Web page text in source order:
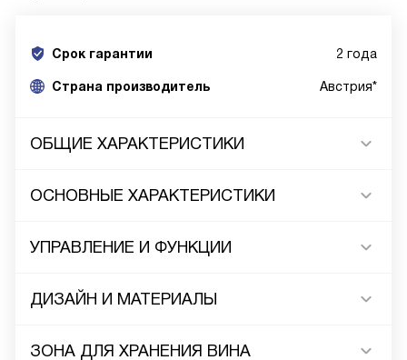
Срок гарантии 2 года
Cтрана производитель Австрия*
ОБЩИЕ ХАРАКТЕРИСТИКИ
ОСНОВНЫЕ ХАРАКТЕРИСТИКИ
УПРАВЛЕНИЕ И ФУНКЦИИ
ДИЗАЙН И МАТЕРИАЛЫ
ЗОНА ДЛЯ ХРАНЕНИЯ ВИНА